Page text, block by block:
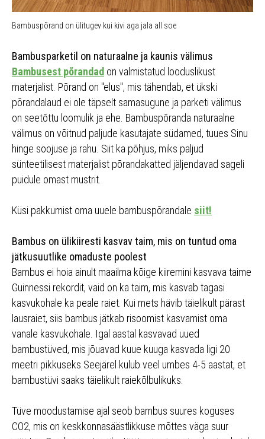
Bambuspõrand on ülitugev kui kivi aga jala all soe
Bambusparketil on naturaalne ja kaunis välimus
Bambusest põrandad on valmistatud looduslikust
materjalist. Põrand on "elus", mis tähendab, et ükski
põrandalaud ei ole täpselt samasugune ja parketi välimus
on seetõttu loomulik ja ehe. Bambuspõranda naturaalne
välimus on võitnud paljude kasutajate südamed, tuues Sinu
hinge soojuse ja rahu. Siit ka põhjus, miks paljud
sünteetilisest materjalist põrandakatted jäljendavad sageli
puidule omast mustrit.
Küsi pakkumist oma uuele bambuspõrandale siit!
Bambus on ülikiiresti kasvav taim, mis on tuntud oma
jätkusuutlike omaduste poolest
Bambus ei hoia ainult maailma kõige kiiremini kasvava taime
Guinnessi rekordit, vaid on ka taim, mis kasvab tagasi
kasvukohale ka peale raiet. Kui mets hävib täielikult pärast
lausraiet, siis bambus jätkab risoomist kasvamist oma
vanale kasvukohale. Igal aastal kasvavad uued
bambustüved, mis jõuavad kuue kuuga kasvada ligi 20
meetri pikkuseks.Seejärel kulub veel umbes 4-5 aastat, et
bambustüvi saaks täielikult raiekõlbulikuks.
Tüve moodustamise ajal seob bambus suures koguses
CO2, mis on keskkonnasäästlikkuse mõttes väga suur